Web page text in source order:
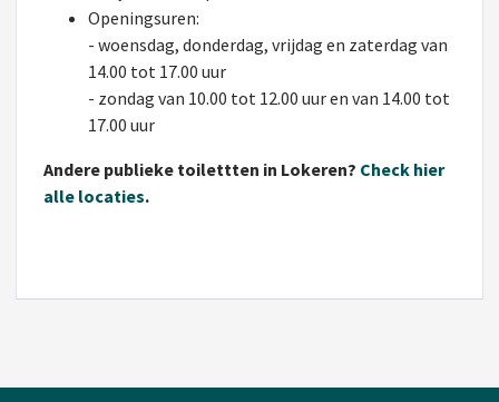
Openingsuren:
- woensdag, donderdag, vrijdag en zaterdag van
14.00 tot 17.00 uur
- zondag van 10.00 tot 12.00 uur en van 14.00 tot
17.00 uur
Andere publieke toilettten in Lokeren? Check hier
alle locaties.